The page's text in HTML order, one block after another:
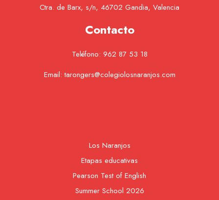
Ctra. de Barx, s/n, 46702 Gandia, Valencia
Contacto
Teléfono: 962 87 53 18
Email:tarongers@colegiolosnaranjos.com
Los Naranjos
Etapas educativas
Pearson Test of English
Summer School 2026